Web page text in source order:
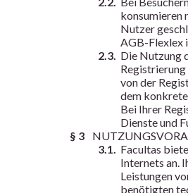
konsumieren
Nutzer
AGB-Flexlex
2.3. Die Nutzung
von der
dem
Bei Ihrer
Dienste und
§ 3
3.1. Facultas
Internets an.
Leistungen
benötigten